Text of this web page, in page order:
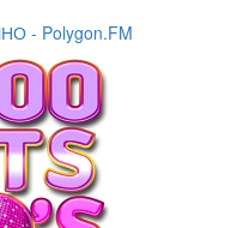
- Polygon.FM